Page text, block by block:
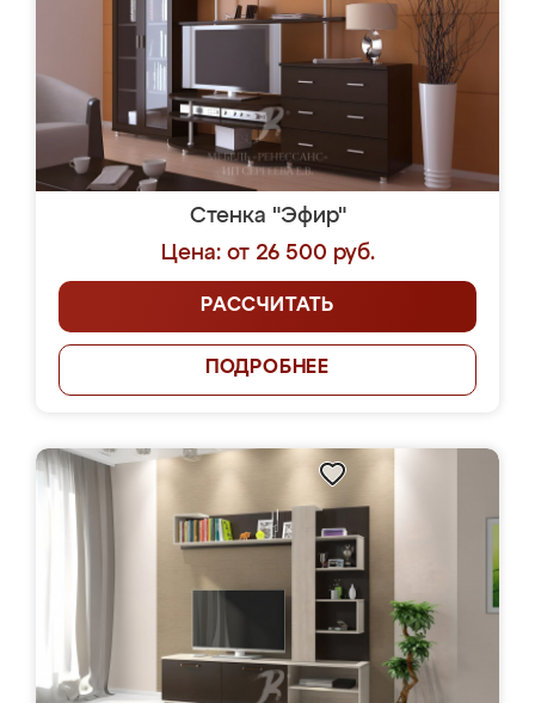
Стенка "Эфир"
Цена: от 26 500 руб.
РАССЧИТАТЬ
ПОДРОБНЕЕ